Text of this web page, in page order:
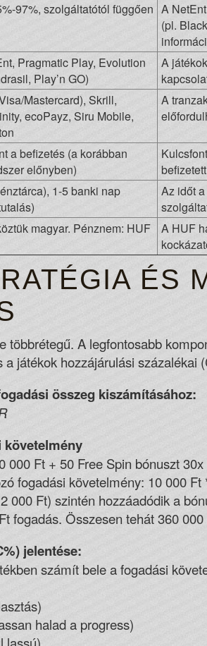
97%, szolgáltatótól függően A
(pl.
Pragmatic Play, Evolution
Play’n GO)
A
Mastercard), Skrill,
ecoPayz, Siru Mobile,
A
a befizetés (a korábban
előnyben)
1-5 banki nap
Az időt
magyar. Pénznem: HUF
A HUF
ÉS
többrétegű. A legfontosabb
játékok hozzájárulási százalékai
összeg kiszámításához:
követelmény
000 Ft + 50 Free Spin bónuszt
fogadási követelmény: 10 000 Ft
000 Ft) szintén hozzáadódik a
fogadás. Összesen tehát 360
jelentése:
számít bele a fogadási
halad a progress)